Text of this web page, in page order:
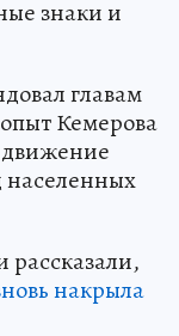
знаки и
главам
Кемерова
движение
населенных
рассказали,
накрыла